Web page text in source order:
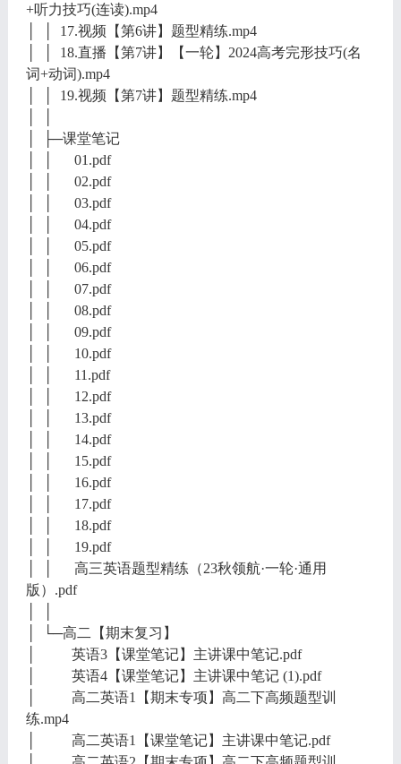
+听力技巧(连读).mp4
│ │ 17.视频【第6讲】题型精练.mp4
│ │ 18.直播【第7讲】【一轮】2024高考完形技巧(名
词+动词).mp4
│ │ 19.视频【第7讲】题型精练.mp4
│ ├─课堂笔记
│ │ 01.pdf
│ │ 02.pdf
│ │ 03.pdf
│ │ 04.pdf
│ │ 05.pdf
│ │ 06.pdf
│ │ 07.pdf
│ │ 08.pdf
│ │ 09.pdf
│ │ 10.pdf
│ │ 11.pdf
│ │ 12.pdf
│ │ 13.pdf
│ │ 14.pdf
│ │ 15.pdf
│ │ 16.pdf
│ │ 17.pdf
│ │ 18.pdf
│ │ 19.pdf
│ │ 高三英语题型精练（23秋领航·一轮·通用
版）.pdf
│ └─高二【期末复习】
│ 英语3【课堂笔记】主讲课中笔记.pdf
│ 英语4【课堂笔记】主讲课中笔记 (1).pdf
│ 高二英语1【期末专项】高二下高频题型训
练.mp4
│ 高二英语1【课堂笔记】主讲课中笔记.pdf